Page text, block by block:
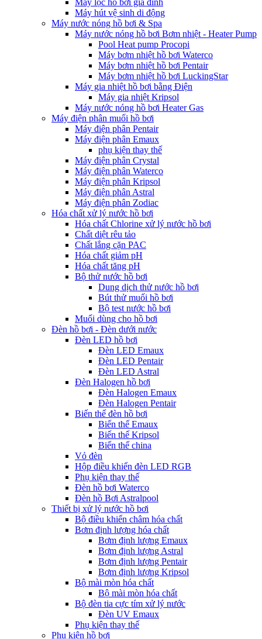
Máy lọc hồ bơi gia đình
Máy hút vệ sinh di động
Máy nước nóng hồ bơi & Spa
Máy nước nóng hồ bơi Bơm nhiệt - Heater Pump
Pool Heat pump Procopi
Máy bơm nhiệt hồ bơi Waterco
Máy bơm nhiệt hồ bơi Pentair
Máy bơm nhiệt hồ bơi LuckingStar
Máy gia nhiệt hồ bơi bằng Điện
Máy gia nhiệt Kripsol
Máy nước nóng hồ bơi Heater Gas
Máy điện phân muối hồ bơi
Máy điện phân Pentair
Máy điện phân Emaux
phụ kiện thay thế
Máy điện phân Crystal
Máy điện phân Waterco
Máy điện phân Kripsol
Máy điện phân Astral
Máy điện phân Zodiac
Hóa chất xử lý nước hồ bơi
Hóa chất Chlorine xử lý nước hồ bơi
Chất diệt rêu tảo
Chất lắng cặn PAC
Hóa chất giảm pH
Hóa chất tăng pH
Bộ thử nước hồ bơi
Dung dịch thử nước hồ bơi
Bút thử muối hồ bơi
Bộ test nước hồ bơi
Muối dùng cho hồ bơi
Đèn hồ bơi - Đèn dưới nước
Đèn LED hồ bơi
Đèn LED Emaux
Đèn LED Pentair
Đèn LED Astral
Đèn Halogen hồ bơi
Đèn Halogen Emaux
Đèn Halogen Pentair
Biến thế đèn hồ bơi
Biến thế Emaux
Biến thế Kripsol
Biến thế china
Vỏ đèn
Hộp điều khiển đèn LED RGB
Phụ kiện thay thế
Đèn hồ bơi Waterco
Đèn hồ Bơi Astralpool
Thiết bị xử lý nước hồ bơi
Bộ điều khiển châm hóa chất
Bơm định lượng hóa chất
Bơm định lượng Emaux
Bơm định lượng Astral
Bơm định lượng Pentair
Bơm định lượng Kripsol
Bộ mài mòn hóa chất
Bộ mài mòn hóa chất
Bộ đèn tia cực tím xử lý nước
Đèn UV Emaux
Phụ kiện thay thế
Phụ kiện hồ bơi